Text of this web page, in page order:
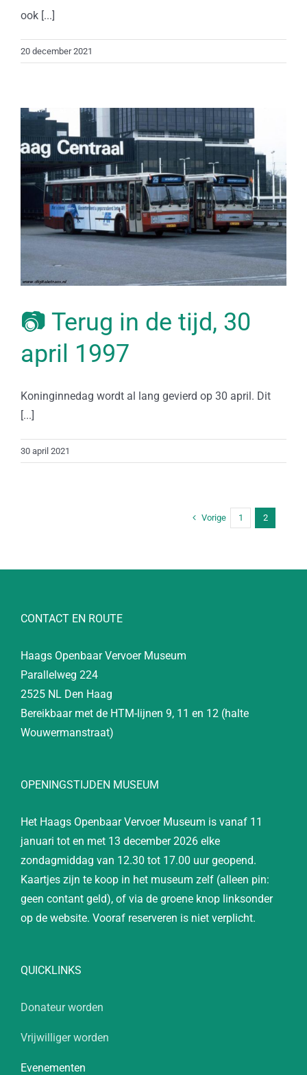
ook [...]
20 december 2021
📷 Terug in de tijd, 30
april 1997
Koninginnedag wordt al lang gevierd op 30 april. Dit
[...]
30 april 2021
Vorige 1 2
CONTACT EN ROUTE
Haags Openbaar Vervoer Museum
Parallelweg 224
2525 NL Den Haag
Bereikbaar met de HTM-lijnen 9, 11 en 12 (halte
Wouwermanstraat)
OPENINGSTIJDEN MUSEUM
Het Haags Openbaar Vervoer Museum is vanaf 11
januari tot en met 13 december 2026 elke
zondagmiddag van 12.30 tot 17.00 uur geopend.
Kaartjes zijn te koop in het museum zelf (alleen pin:
geen contant geld), of via de groene knop linksonder
op de website. Vooraf reserveren is niet verplicht.
QUICKLINKS
Donateur worden
Vrijwilliger worden
Evenementen